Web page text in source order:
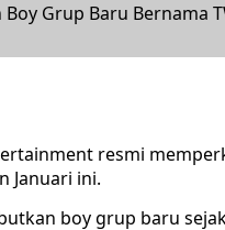
Grup Baru Bernama
resmi
Januari ini.
boy grup baru